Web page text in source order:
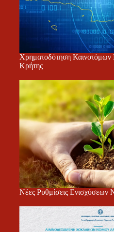
Χρηματοδότηση Καινοτόμων
Κρήτης
Νέες Ρυθμίσεις